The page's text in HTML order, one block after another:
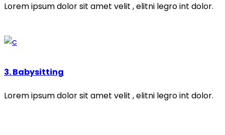
Lorem ipsum dolor sit amet velit , elitni legro int dolor.
3. Babysitting
Lorem ipsum dolor sit amet velit , elitni legro int dolor.